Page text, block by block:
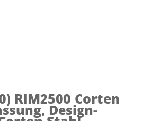
RIM2500 Corten
Design-